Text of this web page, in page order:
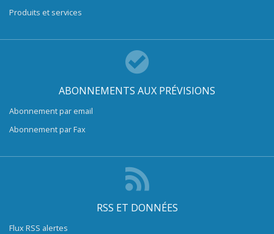
Produits et services
ABONNEMENTS AUX PRÉVISIONS
Abonnement par email
Abonnement par Fax
RSS ET DONNÉES
Flux RSS alertes